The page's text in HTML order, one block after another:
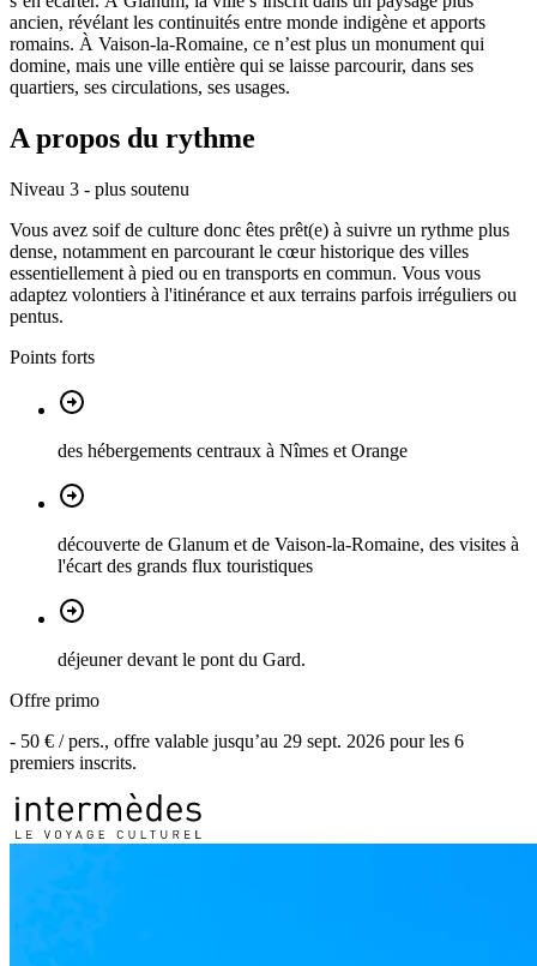
ancien, révélant les continuités entre monde indigène et apports
romains. À Vaison-la-Romaine, ce n’est plus un monument qui
domine, mais une ville entière qui se laisse parcourir, dans ses
quartiers, ses circulations, ses usages.
A propos du rythme
Niveau 3 - plus soutenu
Vous avez soif de culture donc êtes prêt(e) à suivre un rythme plus
dense, notamment en parcourant le cœur historique des villes
essentiellement à pied ou en transports en commun. Vous vous
adaptez volontiers à l'itinérance et aux terrains parfois irréguliers ou
pentus.
Points forts
des hébergements centraux à Nîmes et Orange
découverte de Glanum et de Vaison-la-Romaine, des visites à
l'écart des grands flux touristiques
déjeuner devant le pont du Gard.
Offre primo
- 50 € / pers., offre valable jusqu’au 29 sept. 2026 pour les 6
premiers inscrits.